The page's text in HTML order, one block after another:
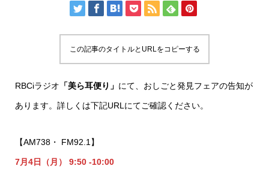
この記事のタイトルとURLをコピーする
RBCiラジオ 「美ら耳便り」 にて、おしごと発見フェアの告知が
あります。詳しくは下記URLにてご確認ください。
【AM738・ FM92.1】
7月4日（月） 9:50 -10:00